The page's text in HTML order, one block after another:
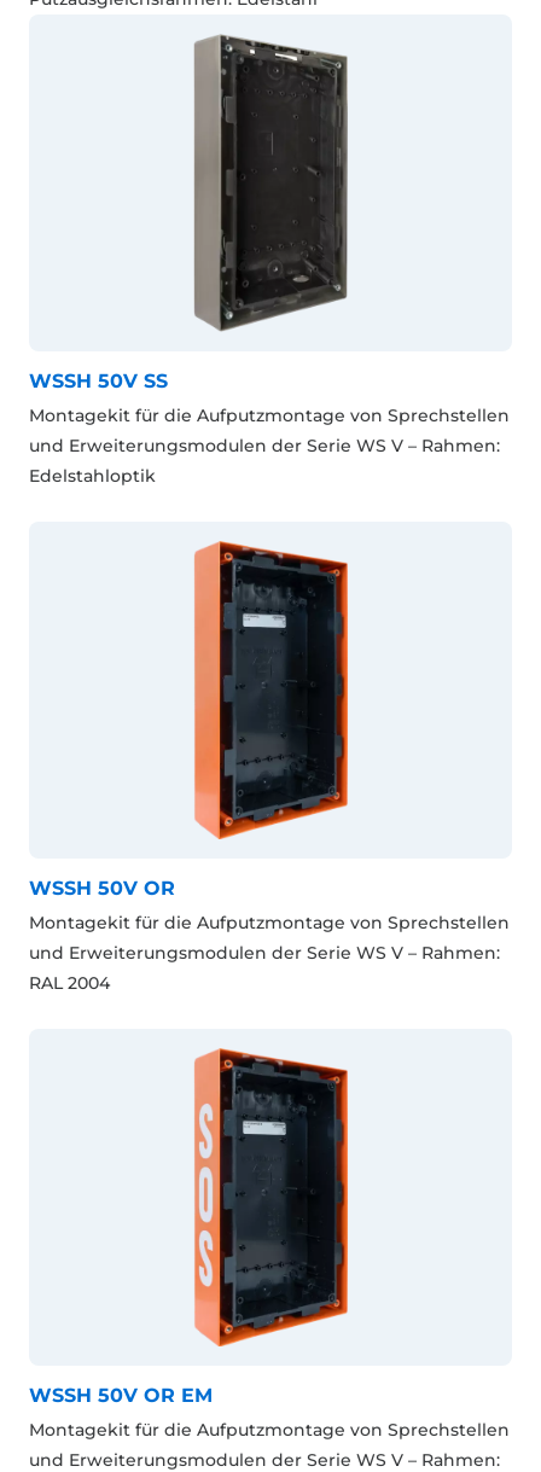
WSSH 50V SS
Montagekit für die Aufputzmontage von Sprechstellen
und Erweiterungsmodulen der Serie WS V – Rahmen:
Edelstahloptik
WSSH 50V OR
Montagekit für die Aufputzmontage von Sprechstellen
und Erweiterungsmodulen der Serie WS V – Rahmen:
RAL 2004
WSSH 50V OR EM
Montagekit für die Aufputzmontage von Sprechstellen
und Erweiterungsmodulen der Serie WS V – Rahmen: